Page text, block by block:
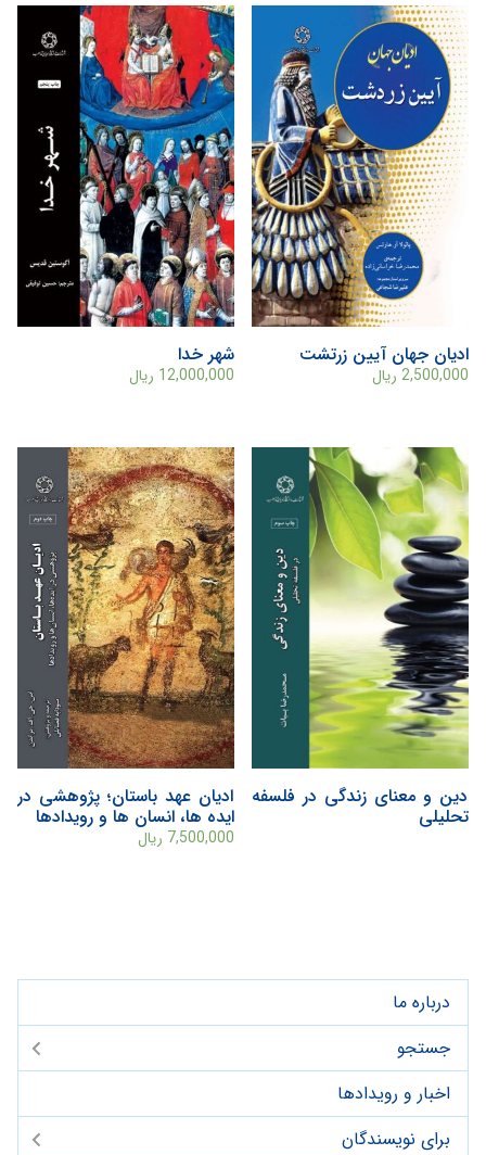
درباره ما
جستجو
اخبار و رویدادها
برای نویسندگان
ادیان جهان آیین زرتشت
2,500,000 ریال
شهر خدا
12,000,000 ریال
دین و معنای زندگی در فلسفه
تحلیلی
ادیان عهد باستان؛ پژوهشی در
ایده ها، انسان ها و رویدادها
7,500,000 ریال